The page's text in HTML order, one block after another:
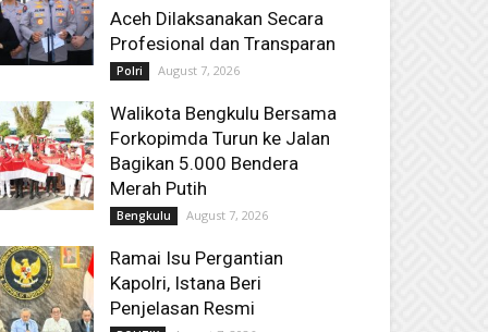
Aceh Dilaksanakan Secara
Profesional dan Transparan
Polri August 7, 2026
Walikota Bengkulu Bersama
Forkopimda Turun ke Jalan
Bagikan 5.000 Bendera
Merah Putih
Bengkulu August 7, 2026
Ramai Isu Pergantian
Kapolri, Istana Beri
Penjelasan Resmi